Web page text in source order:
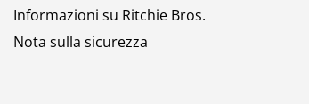
Informazioni su Ritchie Bros.
Nota sulla sicurezza